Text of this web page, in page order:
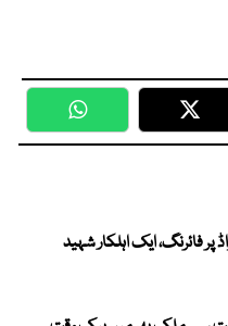
WhatsApp
فائرنگ، ایک اہلکار شہید